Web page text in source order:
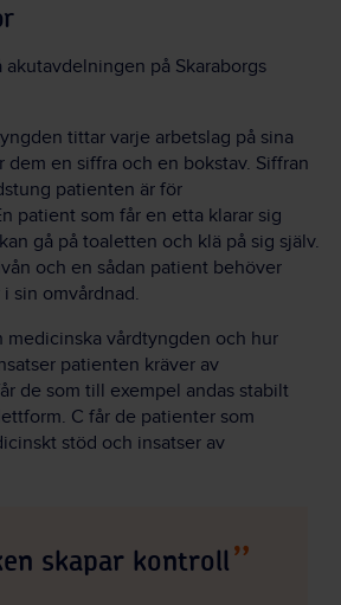
akutavdelningen på Skaraborgs
tittar varje arbetslag på sina
en siffra och en bokstav. Siffran
patienten är för
patient som får en etta klarar sig
gå på toaletten och klä på sig själv.
och en sådan patient behöver
sin omvårdnad.
medicinska vårdtyngden och hur
patienten kräver av
de som till exempel andas stabilt
C får de patienter som
stöd och insatser av
skapar kontroll